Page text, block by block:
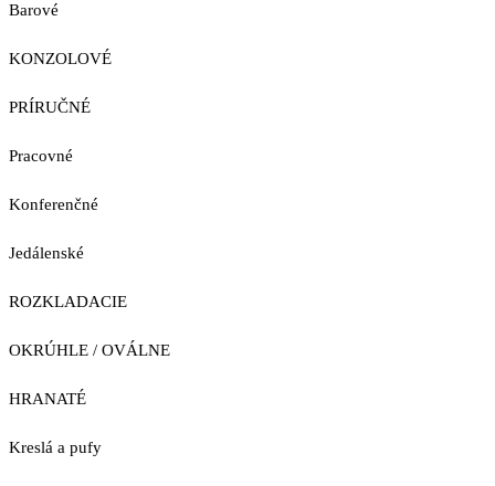
Barové
KONZOLOVÉ
PRÍRUČNÉ
Pracovné
Konferenčné
Jedálenské
ROZKLADACIE
OKRÚHLE / OVÁLNE
HRANATÉ
Kreslá a pufy